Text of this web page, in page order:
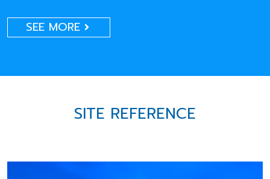
SEE MORE
SITE REFERENCE